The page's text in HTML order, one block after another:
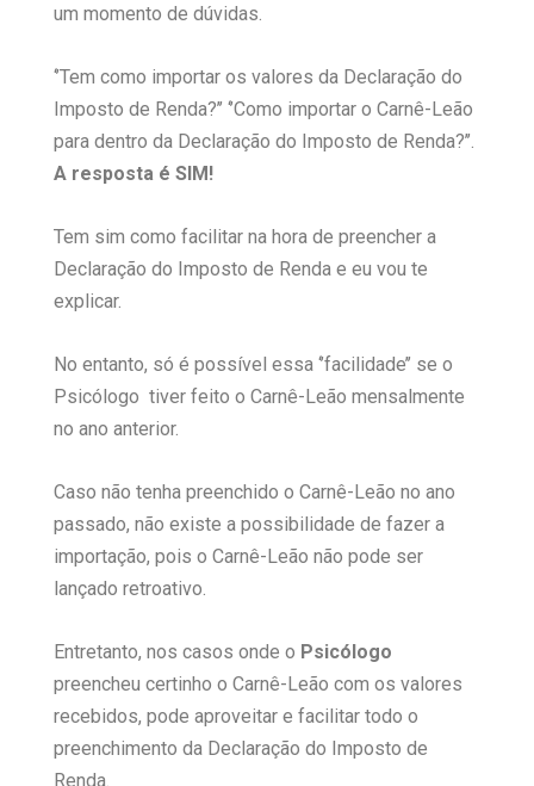
um momento de dúvidas.
‘’Tem como importar os valores da Declaração do
Imposto de Renda?’’ ‘’Como importar o Carnê-Leão
para dentro da Declaração do Imposto de Renda?’’.
A resposta é SIM!
Tem sim como facilitar na hora de preencher a
Declaração do Imposto de Renda e eu vou te
explicar.
No entanto, só é possível essa ‘’facilidade’’ se o
Psicólogo tiver feito o Carnê-Leão mensalmente
no ano anterior.
Caso não tenha preenchido o Carnê-Leão no ano
passado, não existe a possibilidade de fazer a
importação, pois o Carnê-Leão não pode ser
lançado retroativo.
Entretanto, nos casos onde o Psicólogo
preencheu certinho o Carnê-Leão com os valores
recebidos, pode aproveitar e facilitar todo o
preenchimento da Declaração do Imposto de
Renda.